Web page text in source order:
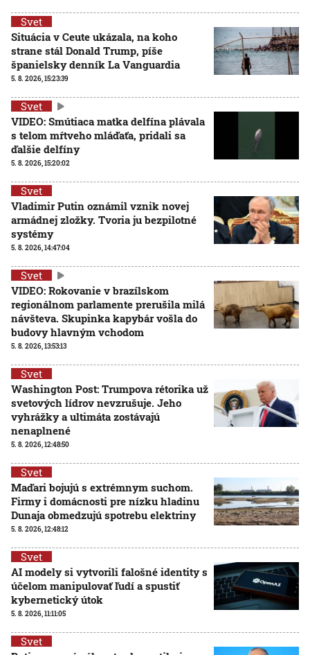
Svet
Situácia v Ceute ukázala, na koho
strane stál Donald Trump, píše
španielsky denník La Vanguardia
5. 8. 2026, 15:23:39
Svet
VIDEO: Smútiaca matka delfína plávala
s telom mŕtveho mláďaťa, pridali sa
ďalšie delfíny
5. 8. 2026, 15:20:02
Svet
Vladimir Putin oznámil vznik novej
armádnej zložky. Tvoria ju bezpilotné
systémy
5. 8. 2026, 14:47:04
Svet
VIDEO: Rokovanie v brazílskom
regionálnom parlamente prerušila milá
návšteva. Skupinka kapybár vošla do
budovy hlavným vchodom
5. 8. 2026, 13:53:13
Svet
Washington Post: Trumpova rétorika už
svetových lídrov nevzrušuje. Jeho
vyhrážky a ultimáta zostávajú
nenaplnené
5. 8. 2026, 12:48:50
Svet
Maďari bojujú s extrémnym suchom.
Firmy i domácnosti pre nízku hladinu
Dunaja obmedzujú spotrebu elektriny
5. 8. 2026, 12:48:12
Svet
AI modely si vytvorili falošné identity s
účelom manipulovať ľudí a spustiť
kybernetický útok
5. 8. 2026, 11:11:05
Svet